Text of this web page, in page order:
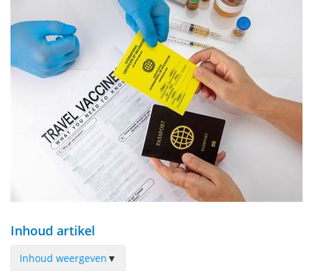
Inhoud artikel
Inhoud weergeven ▼